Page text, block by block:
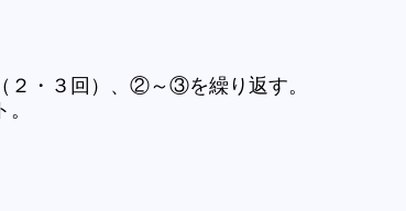
２・３回）、②～③を繰り返す。